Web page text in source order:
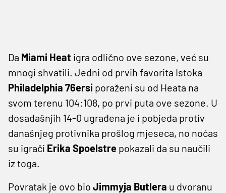
Da Miami Heat igra odlično ove sezone, već su
mnogi shvatili. Jedni od prvih favorita Istoka
Philadelphia 76ersi poraženi su od Heata na
svom terenu 104:108, po prvi puta ove sezone. U
dosadašnjih 14-0 ugrađena je i pobjeda protiv
današnjeg protivnika prošlog mjeseca, no noćas
su igrači Erika Spoelstre pokazali da su naučili
iz toga.
Povratak je ovo bio Jimmyja Butlera u dvoranu